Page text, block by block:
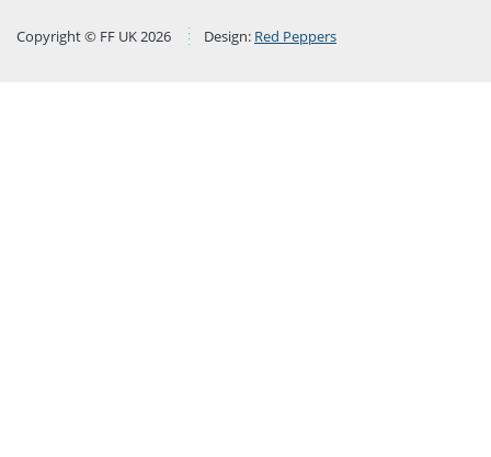
Copyright © FF UK 2026 Design: Red Peppers